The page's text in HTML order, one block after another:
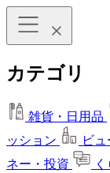
カテゴリ
雑貨・日用品
ッション
ビュ
ネー・投資